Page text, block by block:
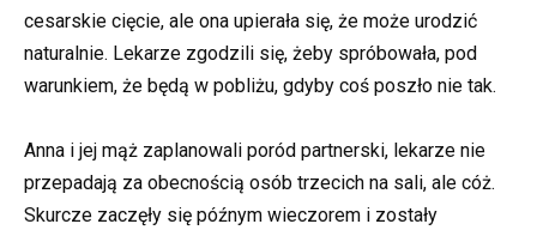
cesarskie cięcie, ale ona upierała się, że może urodzić
naturalnie. Lekarze zgodzili się, żeby spróbowała, pod
warunkiem, że będą w pobliżu, gdyby coś poszło nie tak.
Anna i jej mąż zaplanowali poród partnerski, lekarze nie
przepadają za obecnością osób trzecich na sali, ale cóż.
Skurcze zaczęły się późnym wieczorem i zostały